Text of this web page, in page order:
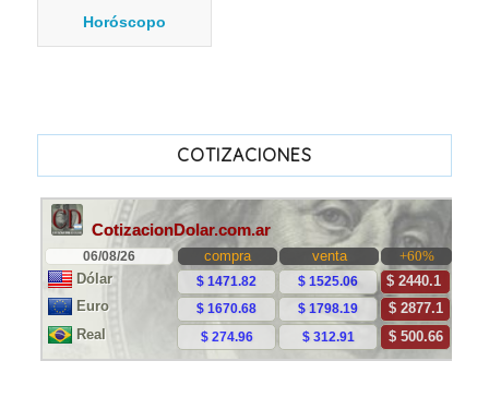
Horóscopo
COTIZACIONES